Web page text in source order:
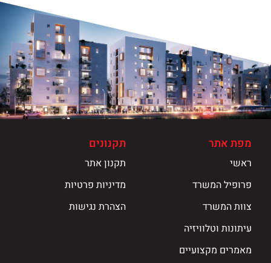
מפת אתר
ראשי
פרופיל המשרד
צוות המשרד
עיתונות וטלוויזיה
מאמרים מקצועיים
תקנונים
תקנון אתר
מדיניות פרטיות
הצהרת נגישות